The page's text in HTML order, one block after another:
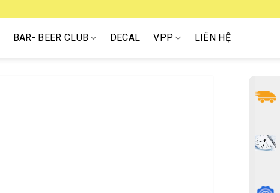
BAR- BEER CLUB DECAL VPP LIÊN HỆ